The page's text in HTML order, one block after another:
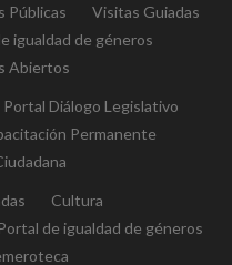
Públicas
Visitas Guiadas
igualdad de géneros
Abiertos
Portal Diálogo Legislativo
Permanente
Cultura
Portal de igualdad de géneros